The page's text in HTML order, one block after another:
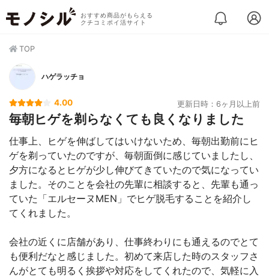
おすすめ商品がもらえる
クチコミポイ活サイト
TOP
ハゲラッチョ
4.00 更新日時：6ヶ月以上前
毎朝ヒゲを剃らなくても良くなりました
仕事上、ヒゲを伸ばしてはいけないため、毎朝出勤前にヒ
ゲを剃っていたのですが、毎朝面倒に感じていましたし、
夕方になるとヒゲが少し伸びてきていたので気になってい
ました。そのことを会社の先輩に相談すると、先輩も通っ
ていた「エルセーヌMEN」でヒゲ脱毛することを紹介し
てくれました。
会社の近くに店舗があり、仕事終わりにも通えるのでとて
も便利だなと感じました。初めて来店した時のスタッフさ
んがとても明るく挨拶や対応をしてくれたので、気軽に入